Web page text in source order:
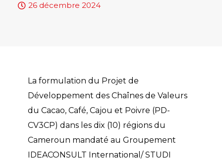
26 décembre 2024
La formulation du Projet de
Développement des Chaînes de Valeurs
du Cacao, Café, Cajou et Poivre (PD-
CV3CP) dans les dix (10) régions du
Cameroun mandaté au Groupement
IDEACONSULT International/ STUDI